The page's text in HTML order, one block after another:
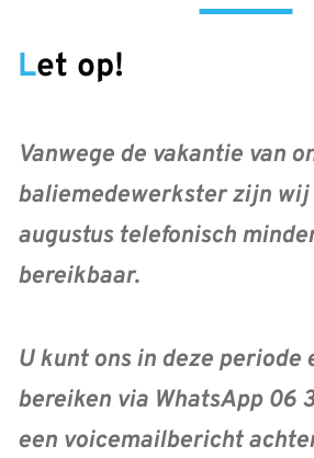
Let op!
Vanwege de vakantie van
baliemedewerkster zijn wij
augustustelefonisch
bereikbaar.
U kunt ons in deze periode
bereiken via WhatsApp06
een voicemailbericht